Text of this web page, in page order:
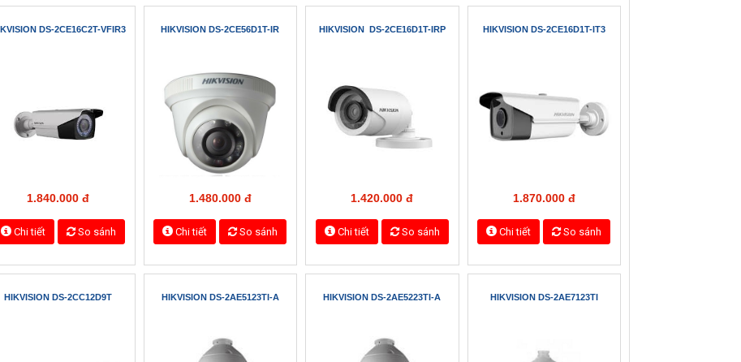
Tìm kiếm
HIKVISION DS-2CE56C0T-IR HIKVISION DS-2CE16C0T-IT3 HIKVISION DS-2CE16C0T-IT5 HIKVISION DS-2CE56C0T-IT3